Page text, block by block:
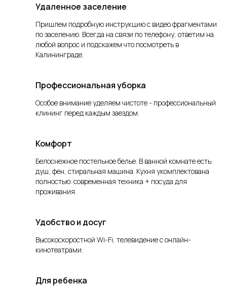
Удаленное заселение
Пришлем подробную инструкцию с видео фрагментами
по заселению. Всегда на связи по телефону, ответим на
любой вопрос и подскажем что посмотреть в
Калининграде.
Профессиональная уборка
Особое внимание уделяем чистоте - профессиональный
клининг перед каждым заездом.
Комфорт
Белоснежное постельное белье. В ванной комнате есть:
душ, фен, стиральная машина. Кухня укомплектована
полностью: современная техника + посуда для
проживания.
Удобство и досуг
Высокоскоростной Wi-Fi, телевидение с онлайн-
кинотеатрами.
Для ребенка